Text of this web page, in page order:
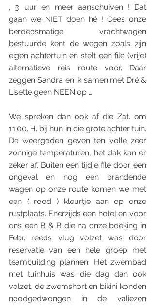
, 3 uur en meer aanschuiven ! Dat
gaan we NIET doen hé ! Cees onze
beroepsmatige vrachtwagen
bestuurde kent de wegen zoals zijn
eigen achtertuin en stelt een file (vrije)
alternatieve reis route voor. Daar
zeggen Sandra en ik samen met Dré &
Lisette geen NEEN op …
We spreken dan ook af die Zat. om
11.00. H. bij hun in die grote achter tuin.
De weergoden geven ten volle zeer
zonnige temperaturen, het dak kan er
zeker af. Buiten een tijdje file door een
ongeval en nog een brandende
wagen op onze route komen we met
een ( rood ) kleurtje aan op onze
rustplaats. Enerzijds een hotel en voor
ons een B & B die na onze boeking in
Febr. reeds vlug volzet was door
reservatie van een hele groep met
teambuilding plannen. Het zwembad
met tuinhuis was die dag dan ook
volzet, de zwemshort en bikini konden
noodgedwongen in de valiezen